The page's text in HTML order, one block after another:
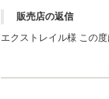
販売店の返信
エクストレイル様 この